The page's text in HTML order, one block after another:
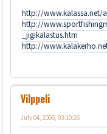
http://www.kalassa.net/
http://
_jigikalastus.htm
http://
Vilppeli
July 04, 2006, 03:10:26